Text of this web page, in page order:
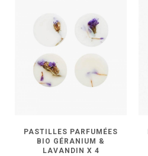
PASTILLES PARFUMÉES
BIO GÉRANIUM &
LAVANDIN X 4